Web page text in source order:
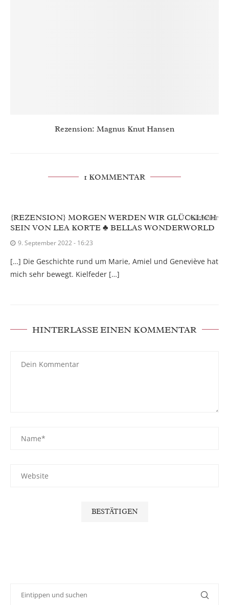
Rezension: Magnus Knut Hansen
1 KOMMENTAR
{REZENSION} MORGEN WERDEN WIR GLÜCKLICH
SEIN VON LEA KORTE ♣ BELLAS WONDERWORLD
9. September 2022 - 16:23
[…] Die Geschichte rund um Marie, Amiel und Geneviève hat
mich sehr bewegt. Kielfeder […]
ANTWORT
HINTERLASSE EINEN KOMMENTAR